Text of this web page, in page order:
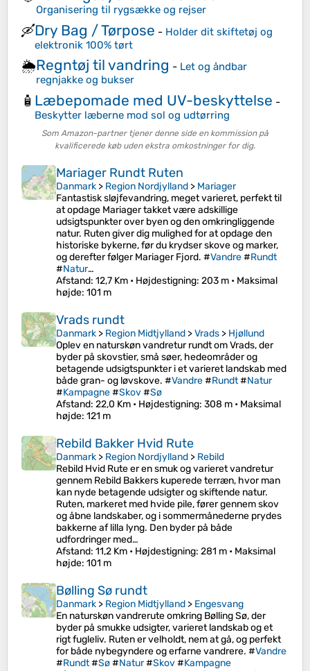
Organisering til rygsække og rejser
🛶Dry Bag / Tørpose - Holder dit skiftetøj og
elektronik 100% tørt
🌦️Regntøj til vandring - Let og åndbar
regnjakke og bukser
🧴 Læbepomade med UV-beskyttelse -
Beskytter læberne mod sol og udtørring
Som Amazon-partner tjener denne side en kommission på
kvalificerede køb uden ekstra omkostninger for dig.
Mariager Rundt Ruten
Danmark > Region Nordjylland > Mariager
Fantastisk sløjfevandring, meget varieret, perfekt til
at opdage Mariager takket være adskillige
udsigtspunkter over byen og den omkringliggende
natur. Ruten giver dig mulighed for at opdage den
historiske bykerne, før du krydser skove og marker,
og derefter følger Mariager Fjord. #Vandre#Rundt
#Natur…
Afstand: 12,7 Km • Højdestigning: 203 m • Maksimal
højde: 101 m
Vrads rundt
Danmark > Region Midtjylland >Vrads > Hjøllund
Oplev en naturskøn vandretur rundt om Vrads, der
byder på skovstier, små søer, hedeområder og
betagende udsigtspunkter i et varieret landskab med
både gran- og løvskove. #Vandre#Rundt#Natur
#Kampagne#Skov#Sø
Afstand: 22,0 Km • Højdestigning: 308 m • Maksimal
højde: 121 m
Rebild Bakker Hvid Rute
Danmark > Region Nordjylland > Rebild
Rebild Hvid Rute er en smuk og varieret vandretur
gennem Rebild Bakkers kuperede terræn, hvor man
kan nyde betagende udsigter og skiftende natur.
Ruten, markeret med hvide pile, fører gennem skov
og åbne landskaber, og i sommermånederne prydes
bakkerne af lilla lyng. Den byder på både
udfordringer med…
Afstand: 11,2 Km • Højdestigning: 281 m • Maksimal
højde: 101 m
Bølling Sø rundt
Danmark > Region Midtjylland > Engesvang
En naturskøn vandrerute omkring Bølling Sø, der
byder på smukke udsigter, varieret landskab og et
rigt fugleliv. Ruten er velholdt, nem at gå, og perfekt
for både nybegyndere og erfarne vandrere. #Vandre
#Rundt#Sø#Natur#Skov#Kampagne